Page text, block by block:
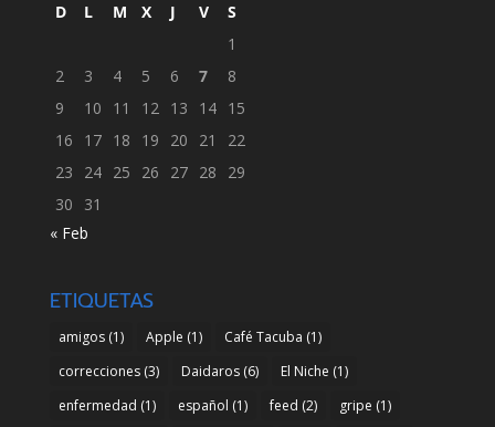
D L M X J V
S
1
2
3 4 5 6 7
8
9
10 11 12 13 14 15
16
17 18 19 20 21
22
23
24 25 26 27 28
29
30
31
« Feb
ETIQUETAS
amigos(1) Apple (1) Café Tacuba (1)
correcciones(3) Daidaros(6) El Niche (1)
enfermedad (1) español (1) feed (2) gripe (1)